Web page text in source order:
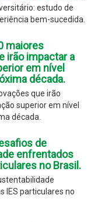
estudo de
bem-sucedida.
maiores
irão impactar a
em nível
década.
que irão
superior em nível
década.
de
enfrentados
no Brasil.
IES particulares no